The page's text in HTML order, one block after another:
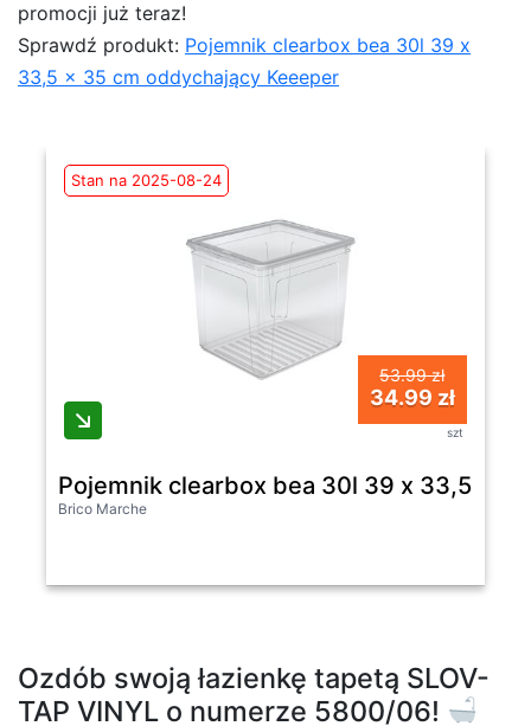
promocji już teraz!
Sprawdź produkt: Pojemnik clearbox bea 30l 39 x
33,5 x 35 cm oddychający Keeeper
Stan na 2025-08-24
53.99 zł
34.99 zł
szt
Pojemnik clearbox bea 30l 39 x 33,5 x
Brico Marche
Ozdób swoją łazienkę tapetą SLOV-
TAP VINYL o numerze 5800/06!